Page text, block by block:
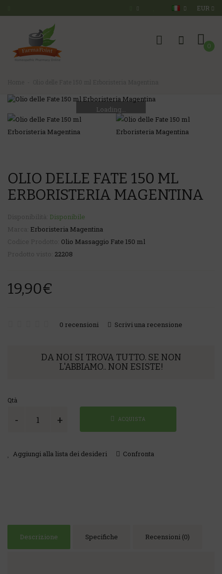
EUR
0
Loading...
OLIO DELLE FATE 150 ML
ERBORISTERIA MAGENTINA
Disponibile
Erboristeria Magentina
Olio Massaggio Fate 150 ml
22208
19,90€
0 recensioni Scrivi una recensione
DA NOI SI TROVA TUTTO. SE NON
L'ABBIAMO.. NON ESISTE!
Qtà
ACQUISTA
Aggiungi alla lista dei desideri Confronta
Descrizione Specifiche Recensioni (0)